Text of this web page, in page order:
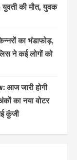
की मौत, युवक
का भंडाफोड़,
ने कई लोगों को
आज जारी होगी
का नया वोटर
कुंजी